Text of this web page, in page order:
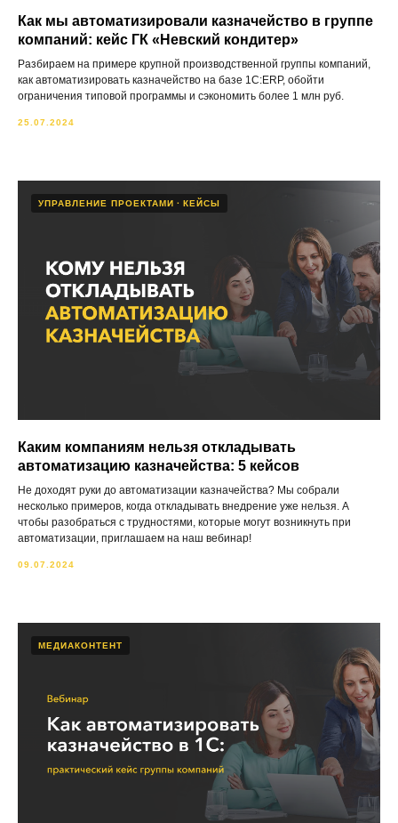
Как мы автоматизировали казначейство в группе
компаний: кейс ГК «‎Невский кондитер»‎
Разбираем на примере крупной производственной группы компаний,
как автоматизировать казначейство на базе 1С:ERP, обойти
ограничения типовой программы и сэкономить более 1 млн руб.
25.07.2024
УПРАВЛЕНИЕ ПРОЕКТАМИ КЕЙСЫ
Каким компаниям нельзя откладывать
автоматизацию казначейства: 5 кейсов
Не доходят руки до автоматизации казначейства? Мы собрали
несколько примеров, когда откладывать внедрение уже нельзя. А
чтобы разобраться с трудностями, которые могут возникнуть при
автоматизации, приглашаем на наш вебинар!
09.07.2024
МЕДИАКОНТЕНТ